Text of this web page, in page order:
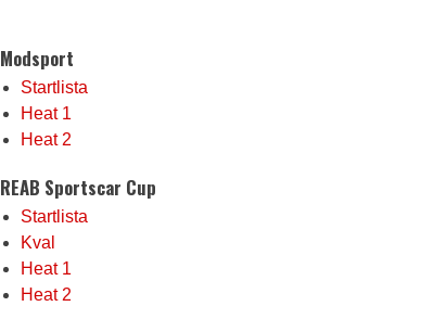
Modsport
Startlista
Heat 1
Heat 2
REAB Sportscar Cup
Startlista
Kval
Heat 1
Heat 2